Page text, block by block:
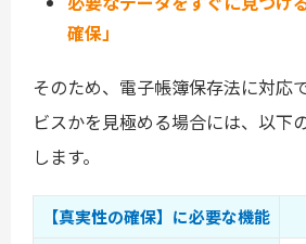
確保」
そのため、電子帳簿保存法に対応
ビスかを見極める場合には、以下
します。
【真実性の確保】に必要な機能